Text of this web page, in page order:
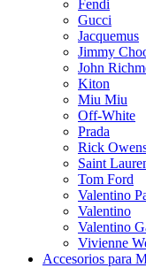
Fendi
Gucci
Jacquemus
Jimmy
John
Kiton
Miu Miu
Off-White
Prada
Rick
Saint
Tom Ford
Valentino
Valentino
Valentino
Vivienne
Accesorios para